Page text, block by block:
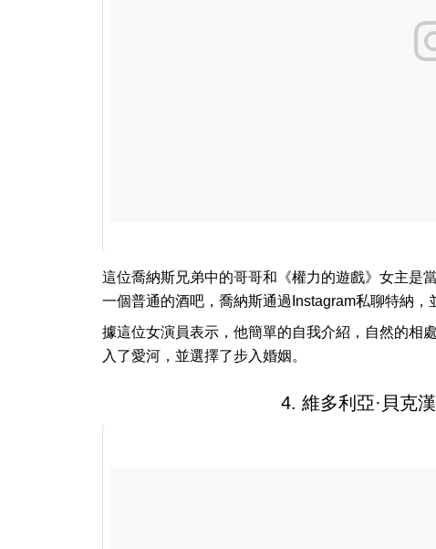
這位喬納斯兄弟中的哥哥和《權力的遊戲》女主是
一個普通的酒吧，喬納斯通過Instagram私聊特納，
據這位女演員表示，他簡單的自我介紹，自然的相
入了愛河，並選擇了步入婚姻。
4. 維多利亞·貝克